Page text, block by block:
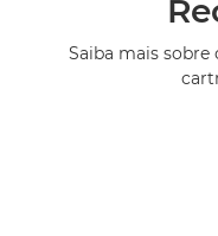
Saiba mais